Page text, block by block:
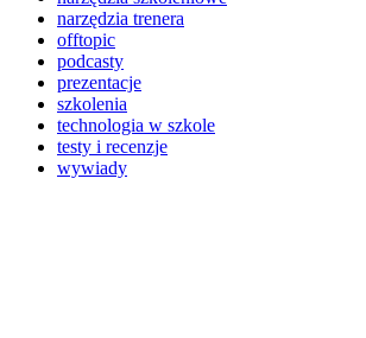
narzędzia trenera
offtopic
podcasty
prezentacje
szkolenia
technologia w szkole
testy i recenzje
wywiady